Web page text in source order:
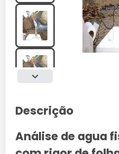
Descrição
Análise de agua